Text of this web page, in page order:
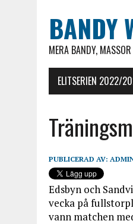
BANDY
MERA BANDY,
ELITSERIEN 2022/
PUBLICERAD AV:
Edsbyn och
vecka på
vann matchen